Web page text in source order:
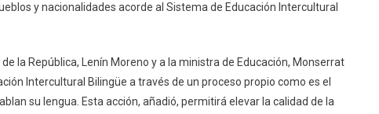
y nacionalidades acorde al Sistema de Educación Intercultural
la República, Lenín Moreno y a la ministra de Educación, Monserrat
Intercultural Bilingüe a través de un proceso propio como es el
su lengua. Esta acción, añadió, permitirá elevar la calidad de la